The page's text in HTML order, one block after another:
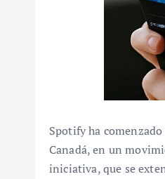
Spotify ha
Canadá, en un
iniciativa, que se